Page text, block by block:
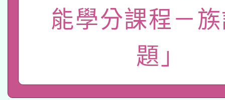
業技術研究院辦理「
用水績優單位及節水達
115年8月22日(星期六
開 智慧啟航」
本校115學年度第2次
招甄選結果公告(無人
適應運動共學行動站研
能學分課程－
題」